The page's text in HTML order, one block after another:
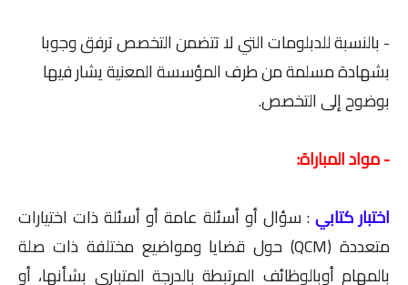
- بالنسبة للدبلومات التي لا تتضمن التخصص ترفق وجوبا
بشهادة مسلمة من طرف المؤسسة المعنية يشار فيها
بوضوح إلى التخصص.
- مواد المباراة:
اختبار كتابي:سؤال أو أسئلة عامة أو أسئلة ذات اختيارات
متعددة (QCM) حول قضايا ومواضيع مختلفة ذات صلة
بالمهام أوبالوظائف المرتبطة بالدرجة المتبارى بشأنها، أو